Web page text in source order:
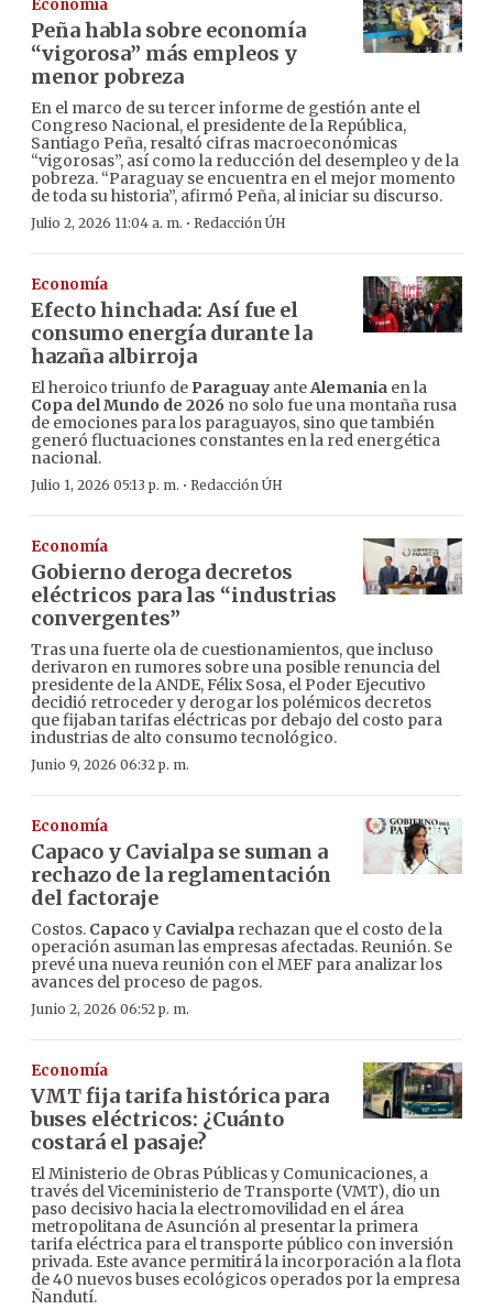
Economía
Peña habla sobre economía
“vigorosa” más empleos y
menor pobreza
En el marco de su tercer informe de gestión ante el
Congreso Nacional, el presidente de la República,
Santiago Peña, resaltó cifras macroeconómicas
“vigorosas”, así como la reducción del desempleo y de la
pobreza. “Paraguay se encuentra en el mejor momento
de toda su historia”, afirmó Peña, al iniciar su discurso.
Julio 2, 2026 11:04 a. m. · Redacción ÚH
Economía
Efecto hinchada: Así fue el
consumo energía durante la
hazaña albirroja
El heroico triunfo de Paraguay anteAlemania en la
Copa del Mundo de 2026 no solo fue una montaña rusa
de emociones para los paraguayos, sino que también
generó fluctuaciones constantes en la red energética
nacional.
Julio 1, 2026 05:13 p. m. · Redacción ÚH
Economía
Gobierno deroga decretos
eléctricos para las “industrias
convergentes”
Tras una fuerte ola de cuestionamientos, que incluso
derivaron en rumores sobre una posible renuncia del
presidente de la ANDE, Félix Sosa, el Poder Ejecutivo
decidió retroceder y derogar los polémicos decretos
que fijaban tarifas eléctricas por debajo del costo para
industrias de alto consumo tecnológico.
Junio 9, 2026 06:32 p. m.
Economía
Capaco y Cavialpa se suman a
rechazo de la reglamentación
del factoraje
Costos. Capaco y Cavialpa rechazan que el costo de la
operación asuman las empresas afectadas. Reunión. Se
prevé una nueva reunión con el MEF para analizar los
avances del proceso de pagos.
Junio 2, 2026 06:52 p. m.
Economía
VMT fija tarifa histórica para
buses eléctricos: ¿Cuánto
costará el pasaje?
El Ministerio de Obras Públicas y Comunicaciones, a
través del Viceministerio de Transporte (VMT), dio un
paso decisivo hacia la electromovilidad en el área
metropolitana de Asunción al presentar la primera
tarifa eléctrica para el transporte público con inversión
privada. Este avance permitirá la incorporación a la flota
de 40 nuevos buses ecológicos operados por la empresa
Ñandutí.